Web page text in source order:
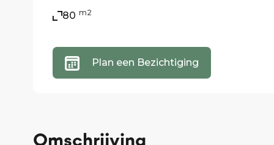
80 m2
Plan een Bezichtiging